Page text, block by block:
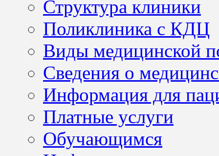
Структура клиники
Поликлиника с КДЦ
Виды медицинской
Сведения о
Информация для
Платные услуги
Обучающимся